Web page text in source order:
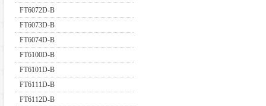
FT6072D-B
FT6073D-B
FT6074D-B
FT6100D-B
FT6101D-B
FT6111D-B
FT6112D-B